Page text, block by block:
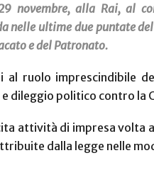
novembre, alla Rai, al
ultime due puntate
e del Patronato.
al ruolo imprescindibile
dileggio politico contro la
attività di impresa
dalla legge nelle